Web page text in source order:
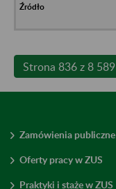
Strona 836 z 8 589
Zamówienia publiczne
Oferty pracy w ZUS
Praktyki i staże w ZUS